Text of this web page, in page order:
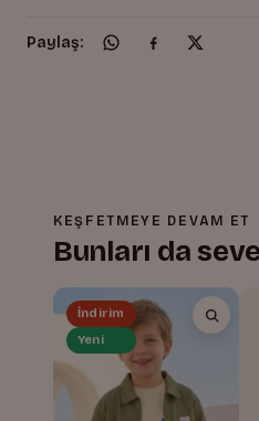
Paylaş:
KEŞFETMEYE DEVAM ET
Bunları da
İndirim
Yeni